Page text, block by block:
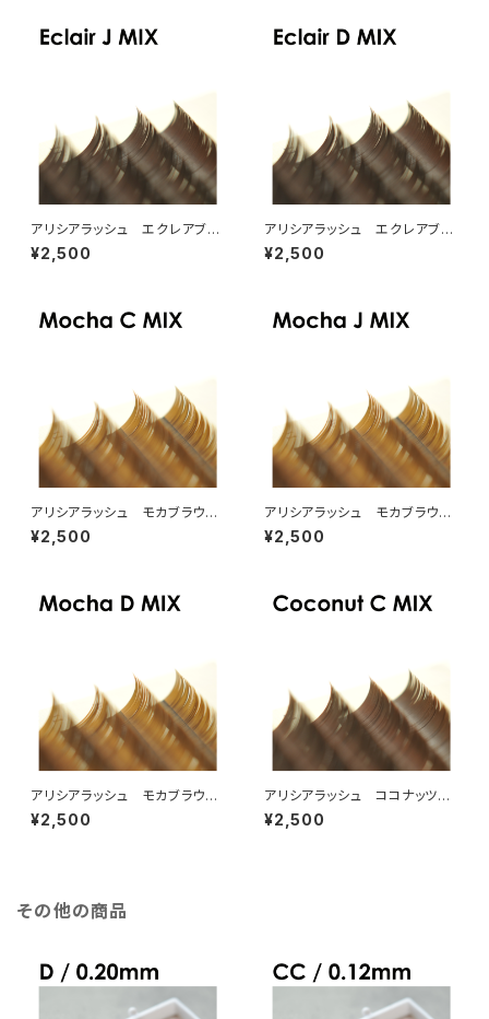
アリシアラッシュ エクレアブラ
ウンJカールMIX
¥2,500
アリシアラッシュ エクレアブラ
ウンDカールMIX
¥2,500
アリシアラッシュ モカブラウン
CカールMIX
¥2,500
アリシアラッシュ モカブラウン
JカールMIX
¥2,500
アリシアラッシュ モカブラウン
DカールMIX
¥2,500
アリシアラッシュ ココナッツブ
ラウンCカールMIX
¥2,500
その他の商品